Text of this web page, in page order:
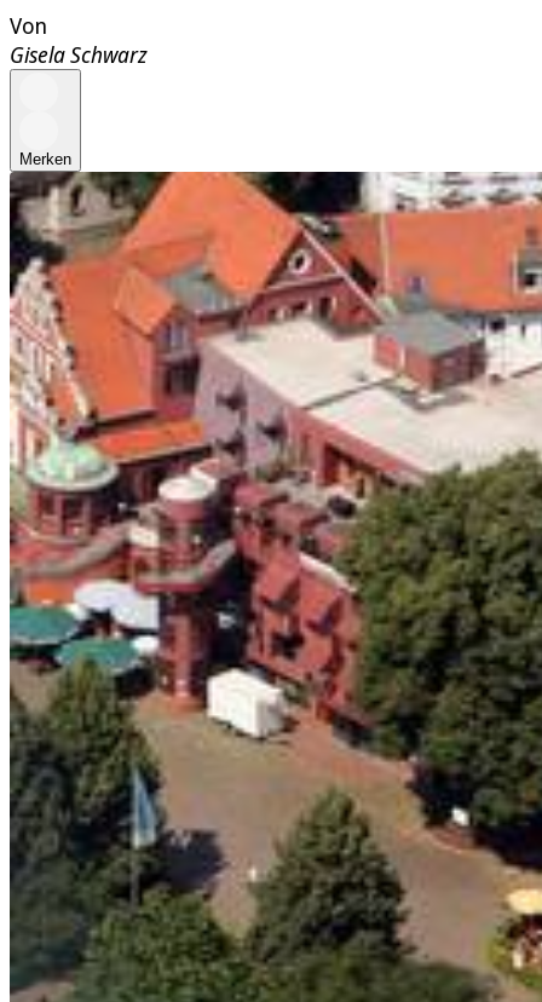
Von
Gisela Schwarz
Merken